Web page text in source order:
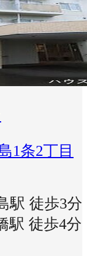
1条2丁目
駅 徒歩3分
駅 徒歩4分